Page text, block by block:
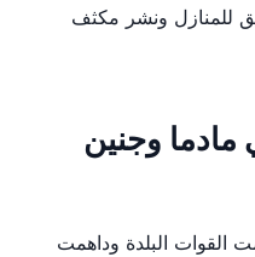
للمنازل ونشر مكثف
مادما وجنين
القوات البلدة وداهمت